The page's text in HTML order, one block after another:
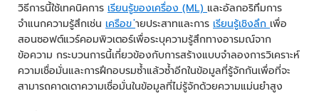
วิธีการนี้ใช้เทคนิคการ เรียนรู้ของเครื่อง (ML)และอัลกอริทึมการ
จำแนกความรู้สึกเช่น เครือข่ายประสาทและการ เรียนรู้เชิงลึกเพื่อ
สอนซอฟต์แวร์คอมพิวเตอร์เพื่อระบุความรู้สึกทางอารมณ์จาก
ข้อความ กระบวนการนี้เกี่ยวข้องกับการสร้างแบบจำลองการวิเคราะห์
ความเชื่อมั่นและการฝึกอบรมซ้ำแล้วซ้ำอีกในข้อมูลที่รู้จักกันเพื่อที่จะ
สามารถคาดเดาความเชื่อมั่นในข้อมูลที่ไม่รู้จักด้วยความแม่นยำสูง